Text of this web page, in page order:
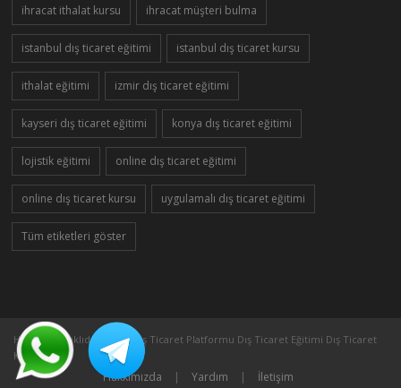
ihracat ithalat kursu ihracat müşteri bulma
istanbul dış ticaret eğitimi istanbul dış ticaret kursu
ithalat eğitimi izmir dış ticaret eğitimi
kayseri dış ticaret eğitimi konya dış ticaret eğitimi
lojistik eğitimi online dış ticaret eğitimi
online dış ticaret kursu uygulamalı dış ticaret eğitimi
Tüm etiketleri göster
Her Hakkı Saklıdır ©2005 Dış Ticaret Platformu Dış Ticaret Eğitimi Dış Ticaret
Kursu
Hakkımızda | Yardım | İletişim